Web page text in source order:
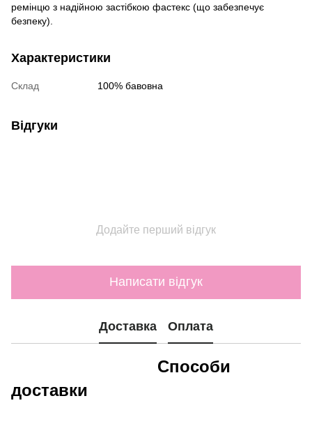
ремінцю з надійною застібкою фастекс (що забезпечує
безпеку).
Характеристики
Склад 100% бавовна
Відгуки
Додайте перший відгук
Написати відгук
Доставка Оплата
Способи
доставки